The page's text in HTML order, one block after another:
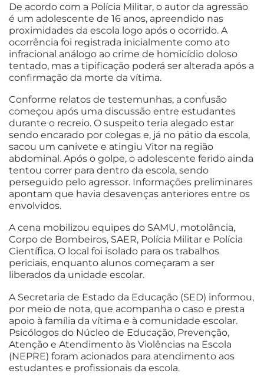
De acordo com a Polícia Militar, o autor da agressão
é um adolescente de 16 anos, apreendido nas
proximidades da escola logo após o ocorrido. A
ocorrência foi registrada inicialmente como ato
infracional análogo ao crime de homicídio doloso
tentado, mas a tipificação poderá ser alterada após a
confirmação da morte da vítima.
Conforme relatos de testemunhas, a confusão
começou após uma discussão entre estudantes
durante o recreio. O suspeito teria alegado estar
sendo encarado por colegas e, já no pátio da escola,
sacou um canivete e atingiu Vitor na região
abdominal. Após o golpe, o adolescente ferido ainda
tentou correr para dentro da escola, sendo
perseguido pelo agressor. Informações preliminares
apontam que havia desavenças anteriores entre os
envolvidos.
A cena mobilizou equipes do SAMU, motolância,
Corpo de Bombeiros, SAER, Polícia Militar e Polícia
Científica. O local foi isolado para os trabalhos
periciais, enquanto alunos começaram a ser
liberados da unidade escolar.
A Secretaria de Estado da Educação (SED) informou,
por meio de nota, que acompanha o caso e presta
apoio à família da vítima e à comunidade escolar.
Psicólogos do Núcleo de Educação, Prevenção,
Atenção e Atendimento às Violências na Escola
(NEPRE) foram acionados para atendimento aos
estudantes e profissionais da escola.